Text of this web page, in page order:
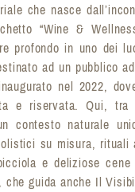
che nasce
“Wine &
profondo in uno dei
ad un pubblico
nel 2022,
e riservata. Qui,
contesto naturale
su misura,
e deliziose
che guida anche Il